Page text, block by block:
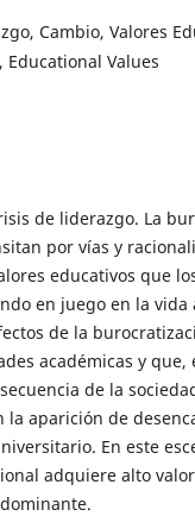
Cambio, Valores
Values
de liderazgo. La
por vías y
educativos que
en juego en la vida
de la
académicas y que,
de la
aparición de
En este
adquiere alto